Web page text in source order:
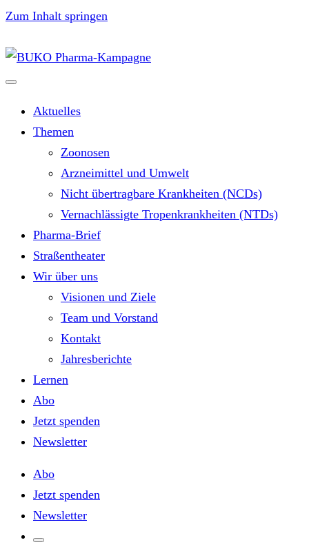
Zum Inhalt springen
Aktuelles
Themen
Zoonosen
Arzneimittel und Umwelt
Nicht übertragbare Krankheiten (NCDs)
Vernachlässigte Tropenkrankheiten (NTDs)
Pharma-Brief
Straßentheater
Wir über uns
Visionen und Ziele
Team und Vorstand
Kontakt
Jahresberichte
Lernen
Abo
Jetzt spenden
Newsletter
Abo
Jetzt spenden
Newsletter